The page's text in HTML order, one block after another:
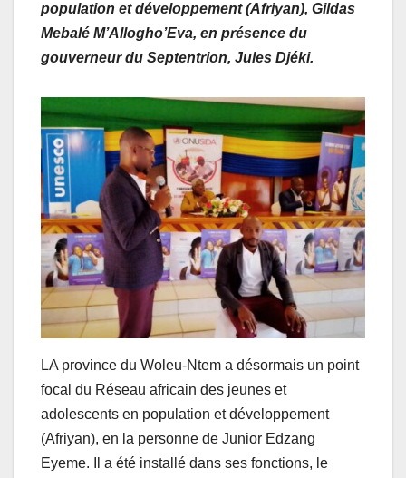
population et développement (Afriyan), Gildas
Mebalé M’Allogho’Eva, en présence du
gouverneur du Septentrion, Jules Djéki.
LA province du Woleu-Ntem a désormais un point
focal du Réseau africain des jeunes et
adolescents en population et développement
(Afriyan), en la personne de Junior Edzang
Eyeme. Il a été installé dans ses fonctions, le